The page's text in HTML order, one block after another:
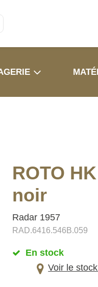
ROTO
noir
Radar 1957
RAD.6416.546B.059
En stock
Voir le